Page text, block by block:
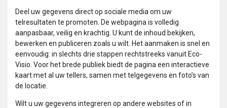
Deel uw gegevens direct op sociale media om uw
telresultaten te promoten. De webpagina is volledig
aanpasbaar, veilig en krachtig. U kunt de inhoud bekijken,
bewerken en publiceren zoals u wilt. Het aanmaken is snel en
eenvoudig: in slechts drie stappen rechtstreeks vanuit Eco-
Visio. Voor het brede publiek biedt de pagina een interactieve
kaart met al uw tellers, samen met telgegevens en foto’s van
de locatie.
Wilt u uw gegevens integreren op andere websites of in